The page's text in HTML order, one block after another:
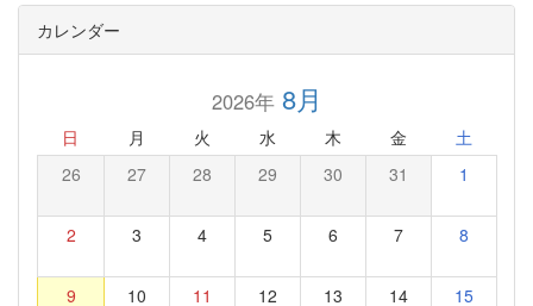
カレンダー
2026年8月
日 月 火 水 木 金 土
26 27 28 29 30 31 1
2 3 4 5 6 7 8
9 10 11 12 13 14 15